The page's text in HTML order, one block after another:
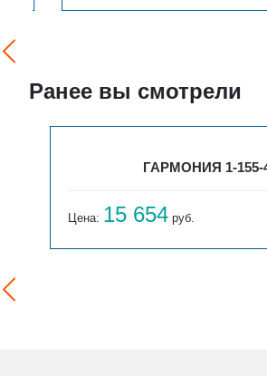
Ранее вы смотрели
ГАРМОНИЯ 1-155-4
Цена: 15 654руб.